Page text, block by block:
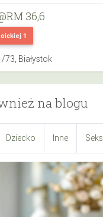
1
36,6
73, Białystok
na blogu
Dziecko Inne Seks